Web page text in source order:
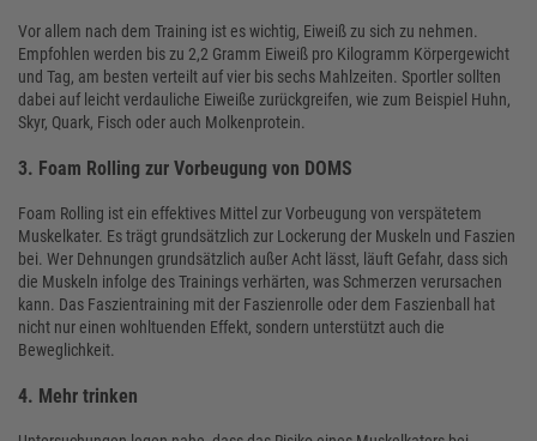
Vor allem nach dem Training ist es wichtig, Eiweiß zu sich zu nehmen.
Empfohlen werden bis zu 2,2 Gramm Eiweiß pro Kilogramm Körpergewicht
und Tag, am besten verteilt auf vier bis sechs Mahlzeiten. Sportler sollten
dabei auf leicht verdauliche Eiweiße zurückgreifen, wie zum Beispiel Huhn,
Skyr, Quark, Fisch oder auch Molkenprotein.
3. Foam Rolling zur Vorbeugung von DOMS
Foam Rolling ist ein effektives Mittel zur Vorbeugung von verspätetem
Muskelkater. Es trägt grundsätzlich zur Lockerung der Muskeln und Faszien
bei. Wer Dehnungen grundsätzlich außer Acht lässt, läuft Gefahr, dass sich
die Muskeln infolge des Trainings verhärten, was Schmerzen verursachen
kann. Das Faszientraining mit der Faszienrolle oder dem Faszienball hat
nicht nur einen wohltuenden Effekt, sondern unterstützt auch die
Beweglichkeit.
4. Mehr trinken